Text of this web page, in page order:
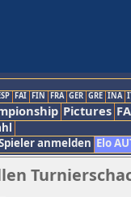
FAI FIN FRA GER GRE INA
Pictures
anmelden Elo